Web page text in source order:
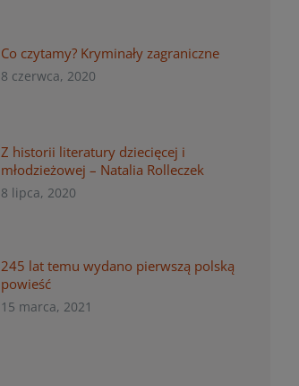
Co czytamy? Kryminały zagraniczne
8 czerwca, 2020
Z historii literatury dziecięcej i
młodzieżowej – Natalia Rolleczek
8 lipca, 2020
245 lat temu wydano pierwszą polską
powieść
15 marca, 2021